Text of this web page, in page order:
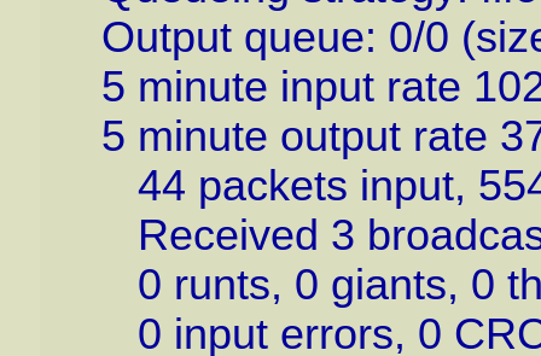
Output queue: 0/0
5 minute input rate
5 minute output rate
44 packets input,
Received 3
0 runts, 0 giants, 0
0 input errors, 0